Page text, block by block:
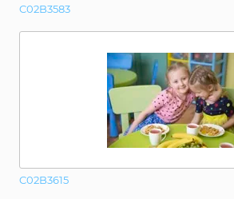
C02B3583
C02B3615